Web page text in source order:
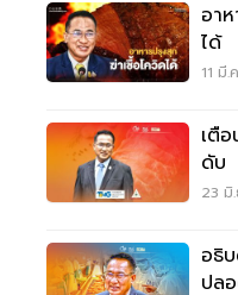
อา
ได้
11 มี
เตื
ดับ
23 มิ
อธิ
ปล